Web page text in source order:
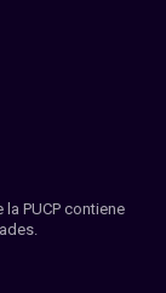
PUCP contiene